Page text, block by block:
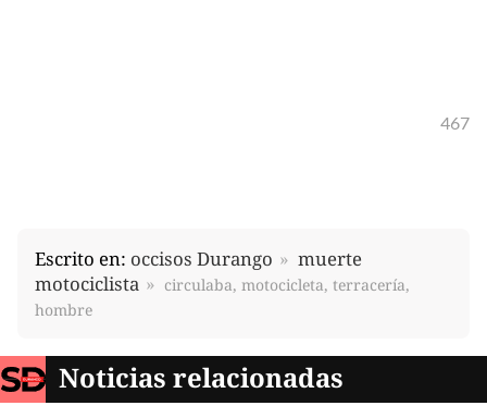
467
Escrito en: occisos Durango
muerte
motociclista
circulaba, motocicleta, terracería,
hombre
Noticias relacionadas